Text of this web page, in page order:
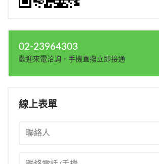
02-23964303
歡迎來電洽詢，手機直撥立即接通
線上表單